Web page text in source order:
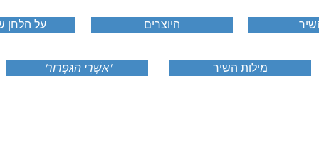
על הלחן היוצרים
'אַשְׁרֵי הַגַּפְרוּר' מילות השיר